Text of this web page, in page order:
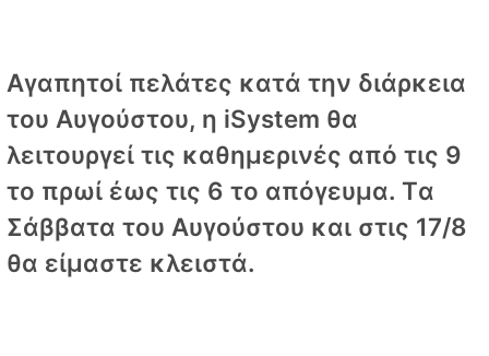
Αγαπητοί πελάτες κατά την διάρκεια
του Αυγούστου, η iSystem θα
λειτουργεί τις καθημερινές από τις 9
το πρωί έως τις 6 το απόγευμα. Tα
Σάββατα του Αυγούστου και στις 17/8
θα είμαστε κλειστά.